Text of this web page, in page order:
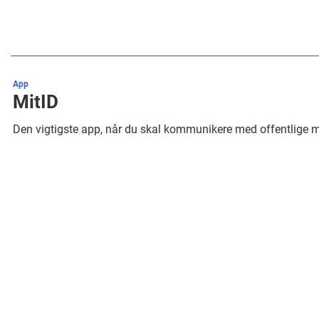
App
MitID
Den vigtigste app, når du skal kommunikere med offentlige